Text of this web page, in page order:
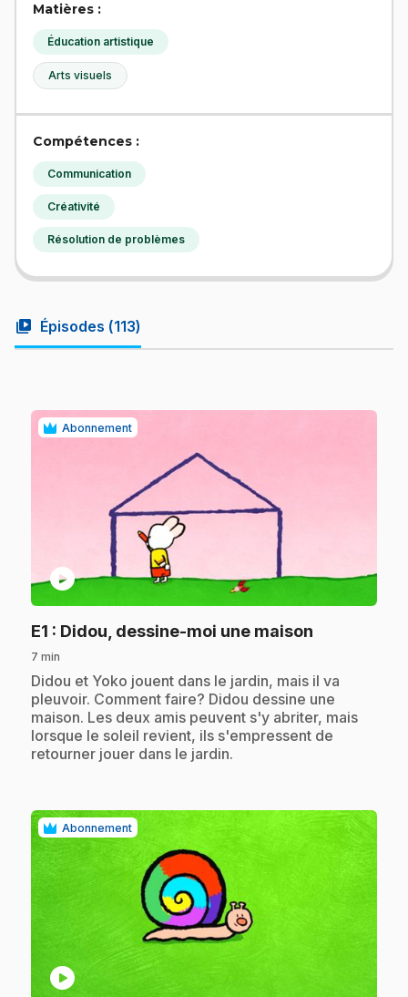
Matières :
Éducation artistique
Arts visuels
Compétences :
Communication
Créativité
Résolution de problèmes
video_library Épisodes (113)
Abonnement
play_circle
E1 : Didou, dessine-moi une maison
7 min
.Didou et Yoko jouent dans le jardin, mais il va
pleuvoir. Comment faire? Didou dessine une
maison. Les deux amis peuvent s'y abriter, mais
lorsque le soleil revient, ils s'empressent de
retourner jouer dans le jardin.
Abonnement
play_circle